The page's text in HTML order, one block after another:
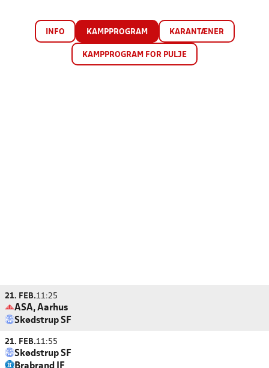
INFO KAMPPROGRAM KARANTÆNER
KAMPPROGRAM FOR PULJE
21. FEB.11:25
ASA, Aarhus
Skødstrup SF
21. FEB.11:55
Skødstrup SF
Brabrand IF